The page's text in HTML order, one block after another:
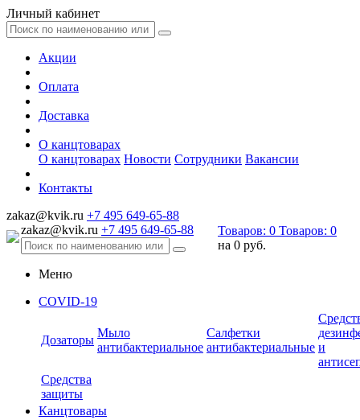
Личный кабинет
Акции
Оплата
Доставка
О канцтоварах
О канцтоварах Новости Сотрудники Вакансии
Контакты
zakaz@kvik.ru +7 495 649-65-88
zakaz@kvik.ru +7 495 649-65-88 Товаров: 0 Товаров: 0
на 0 руб.
Меню
COVID-19
Дозаторы
Мыло
антибактериальное
Салфетки
антибактериальные и
Средства
защиты
Канцтовары